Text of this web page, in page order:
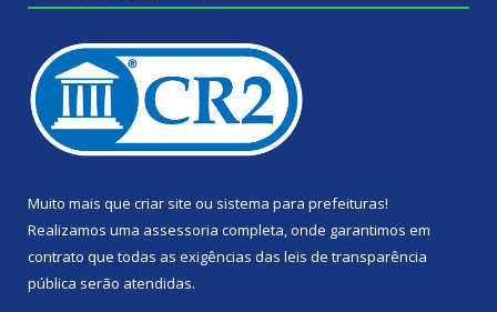
Muito mais que criar site ou sistema para prefeituras!
Realizamos uma assessoria completa, onde garantimos em
contrato que todas as exigências das leis de transparência
pública serão atendidas.